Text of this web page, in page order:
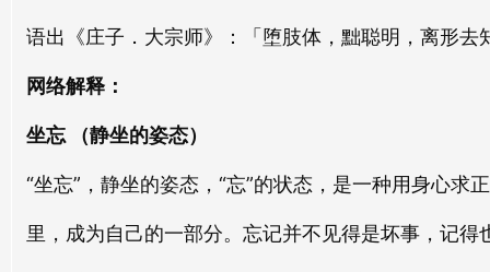
坐此 坐视
zuò dūn
语出《庄子．大宗师》：「堕肢体，黜聪明，离形
网络解释：
坐忘 （静坐的姿态）
“坐忘”，静坐的姿态，“忘”的状态，是一种用身心
里，成为自己的一部分。忘记并不见得是坏事，记